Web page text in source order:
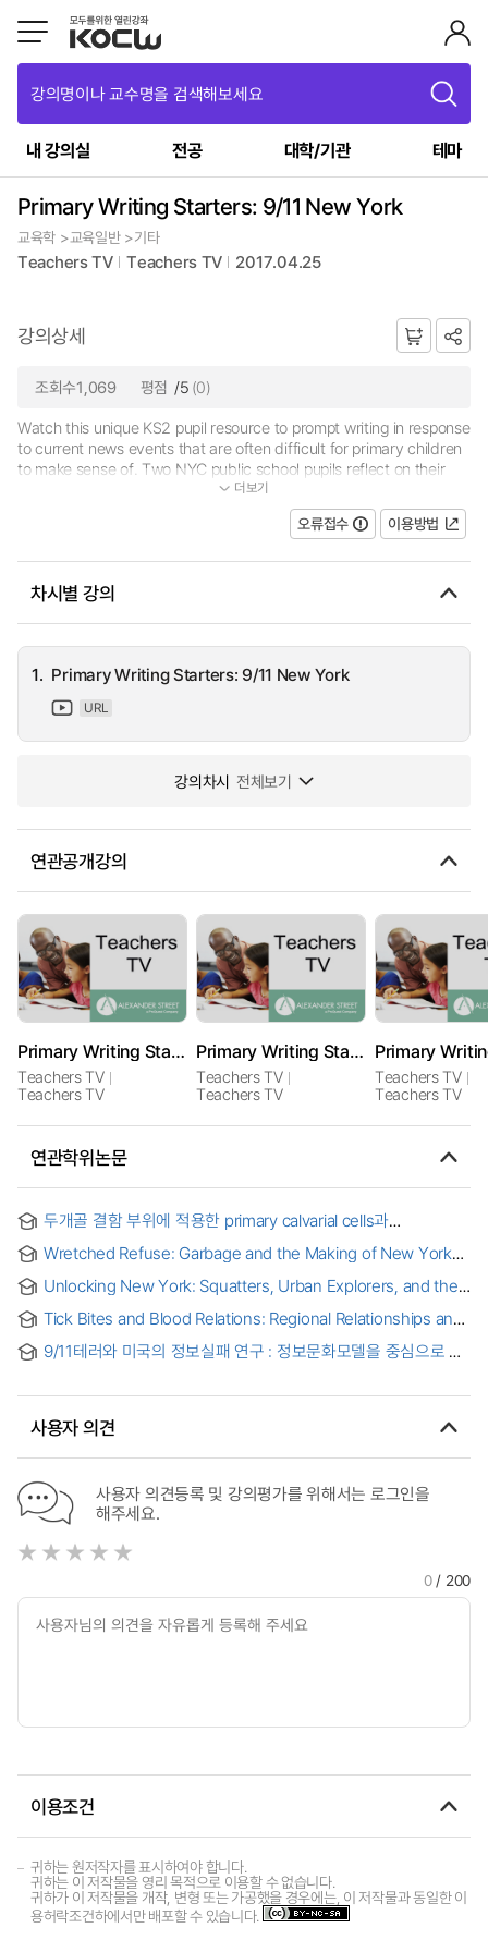
강의명이나 교수명을 검색해보세요
내 강의실 전공 대학/기관 테마
Primary Writing Starters: 9/11 New York
교육학 >교육일반 >기타
Teachers TV Teachers TV 2017.04.25
강의상세
조회수1,069 평점 /5 (0)
Watch this unique KS2 pupil resource to prompt writing in response
to current news events that are often difficult for primary children
to make sense of. Two NYC public school pupils reflect on their
writing about 9/11 when they were at primary school. The w...
더보기
오류접수 이용방법
차시별 강의
1. Primary Writing Starters: 9/11 New York
URL
강의차시 전체보기
연관공개강의
Primary Writing Starters: Double Act
Teachers TV
Teachers TV
Primary Writing Starters: It's Unfair
Teachers TV
Teachers TV
Teachers TV
Teachers TV
연관학위논문
두개골 결함 부위에 적용한 primary calvarial cells과
Wretched Refuse: Garbage and the Making of New York
Unlocking New York: Squatters, Urban Explorers, and the
Tick Bites and Blood Relations: Regional Relationships and
Interpretations of Lyme Disease Risk in New York’s
Hudson River Corridor
9/11테러와 미국의 정보실패 연구 : 정보문화모델을 중심으로 =
Failures : An Analysis Based on the Intelligence Culture
사용자 의견
사용자 의견등록 및 강의평가를 위해서는 로그인을
해주세요.
0/ 200
이용조건
귀하는 원저작자를 표시하여야 합니다.
귀하는 이 저작물을 영리 목적으로 이용할 수 없습니다.
귀하가 이 저작물을 개작, 변형 또는 가공했을 경우에는, 이 저작물과 동일한 이
용허락조건하에서만 배포할 수 있습니다.